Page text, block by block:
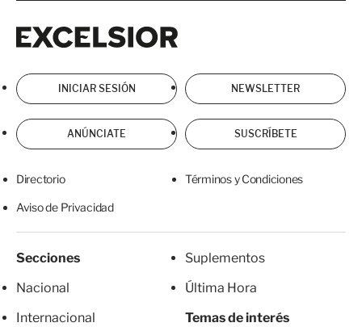
INICIAR SESIÓN NEWSLETTER
ANÚNCIATE SUSCRÍBETE
Directorio Términos y Condiciones
Aviso de Privacidad
Secciones
Nacional
Internacional
Suplementos
Última Hora
Temas de interés